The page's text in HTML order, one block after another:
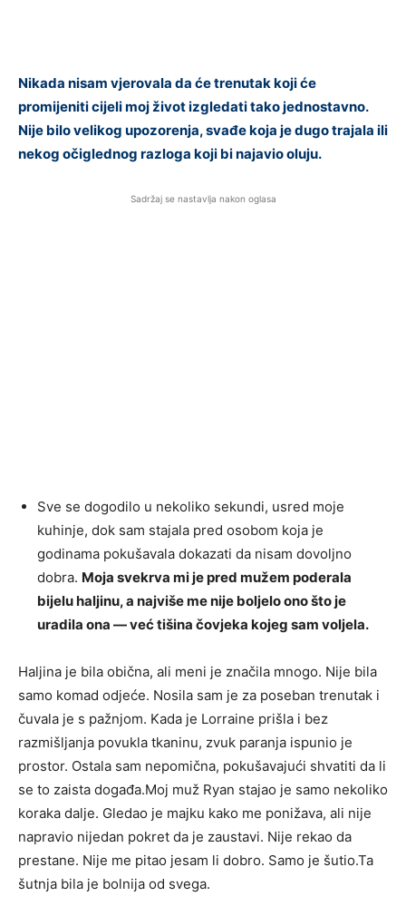
Nikada nisam vjerovala da će trenutak koji će
promijeniti cijeli moj život izgledati tako jednostavno.
Nije bilo velikog upozorenja, svađe koja je dugo trajala ili
nekog očiglednog razloga koji bi najavio oluju.
Sadržaj se nastavlja nakon oglasa
Sve se dogodilo u nekoliko sekundi, usred moje
kuhinje, dok sam stajala pred osobom koja je
godinama pokušavala dokazati da nisam dovoljno
dobra. Moja svekrva mi je pred mužem poderala
bijelu haljinu, a najviše me nije boljelo ono što je
uradila ona — već tišina čovjeka kojeg sam voljela.
Haljina je bila obična, ali meni je značila mnogo. Nije bila
samo komad odjeće. Nosila sam je za poseban trenutak i
čuvala je s pažnjom. Kada je Lorraine prišla i bez
razmišljanja povukla tkaninu, zvuk paranja ispunio je
prostor. Ostala sam nepomična, pokušavajući shvatiti da li
se to zaista događa.Moj muž Ryan stajao je samo nekoliko
koraka dalje. Gledao je majku kako me ponižava, ali nije
napravio nijedan pokret da je zaustavi. Nije rekao da
prestane. Nije me pitao jesam li dobro. Samo je šutio.Ta
šutnja bila je bolnija od svega.